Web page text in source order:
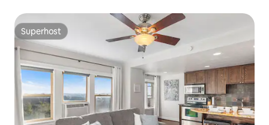
Superhost
Superhost